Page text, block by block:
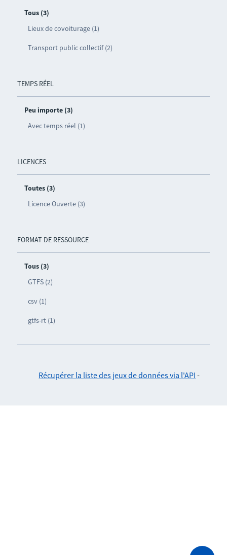
Tous (3)
Lieux de covoiturage (1)
Transport public collectif (2)
TEMPS RÉEL
Peu importe (3)
Avec temps réel (1)
LICENCES
Toutes (3)
Licence Ouverte (3)
FORMAT DE RESSOURCE
Tous (3)
GTFS (2)
csv (1)
gtfs-rt (1)
Récupérer la liste des jeux de données via l'API -